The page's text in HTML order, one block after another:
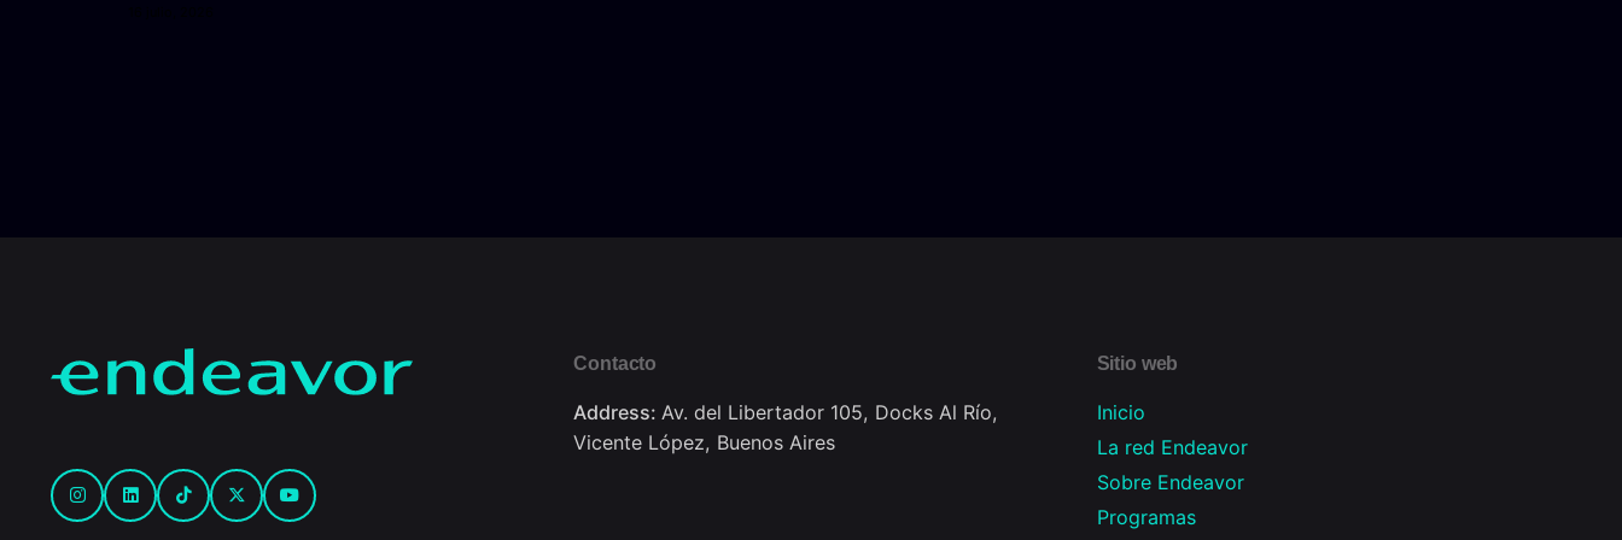
Contacto
Address: Av. del Libertador 105, Docks Al Río,
Vicente López, Buenos Aires
Sitio web
Inicio
La red Endeavor
Sobre Endeavor
Programas